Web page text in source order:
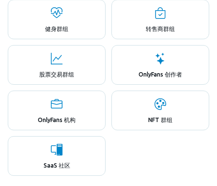
健身群组 转售商群组
股票交易群组 OnlyFans 创作者
OnlyFans 机构 NFT 群组
SaaS 社区